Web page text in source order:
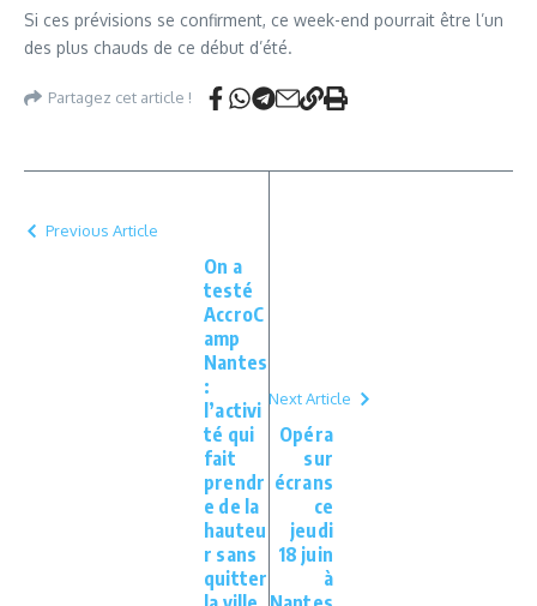
Si ces prévisions se confirment, ce week-end pourrait être l’un
des plus chauds de ce début d’été.
Partagez cet article !
Previous Article
On a
testé
AccroC
amp
Nantes
:
l’activi
té qui
fait
prendr
e de la
hauteu
r sans
quitter
Next Article
Opéra
sur
écrans
ce
jeudi
18 juin
à